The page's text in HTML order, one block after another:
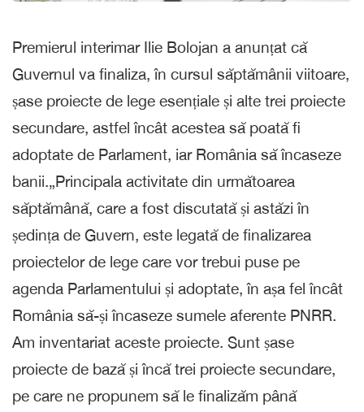
Premierul interimar Ilie Bolojan a anunțat că
Guvernul va finaliza, în cursul săptămânii viitoare,
șase proiecte de lege esențiale și alte trei proiecte
secundare, astfel încât acestea să poată fi
adoptate de Parlament, iar România să încaseze
banii.„Principala activitate din următoarea
săptămână, care a fost discutată și astăzi în
ședința de Guvern, este legată de finalizarea
proiectelor de lege care vor trebui puse pe
agenda Parlamentului și adoptate, în așa fel încât
România să-și încaseze sumele aferente PNRR.
Am inventariat aceste proiecte. Sunt șase
proiecte de bază și încă trei proiecte secundare,
pe care ne propunem să le finalizăm până